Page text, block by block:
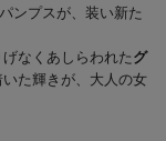
ンプスが、装い新た
なくあしらわれたグ
た輝きが、大人の女